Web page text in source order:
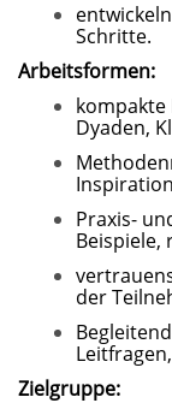
Schritte.
Arbeitsformen:
kompakte
Dyaden,
Praxis-
Beispiele,
der
Zielgruppe: